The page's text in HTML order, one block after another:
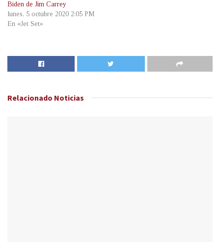
Biden de Jim Carrey
lunes, 5 octubre 2020 2:05 PM
En «Jet Set»
Relacionado Noticias